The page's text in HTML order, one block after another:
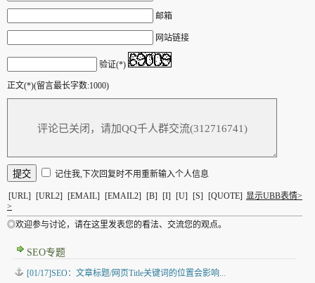
邮箱
网站链接
验证(*)
正文(*)(留言最长字数:1000)
记住我,下次回复时不用重新输入个人信息
[URL] [URL2] [EMAIL] [EMAIL2] [B] [I] [U] [S] [QUOTE] 显示UBB表情>
>
◎欢迎参与讨论，请在这里发表您的看法、交流您的观点。
SEO专题
[01/17]SEO：文章标题/网页Title关键词的位置会影响...